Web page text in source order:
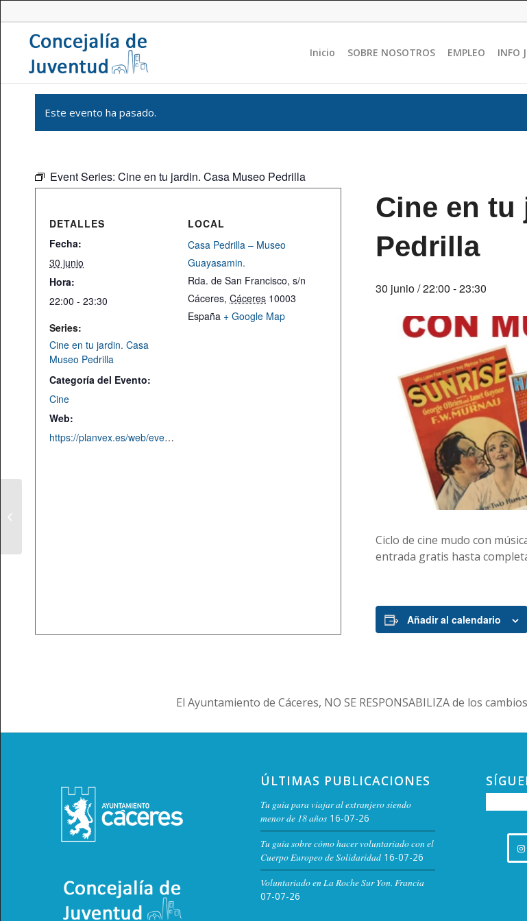
Inicio SOBRE NOSOTROS EMPLEO INFO
Este evento ha pasado.
Event Series: Cine en tu jardin. Casa Museo Pedrilla
Cine en tu
Pedrilla
30 junio / 22:00 -23:30
Ciclo de cine mudo con
entrada gratis hasta
Añadir al calendario
DETALLES
Fecha:
30 junio
Hora:
22:00 - 23:30
Series:
Cine en tu jardin. Casa
Museo Pedrilla
Categoría del Evento:
Cine
Web:
https://planvex.es/web/evento-planve/cine-en-tu-jardin-en-casa-museo-pedrilla/
LOCAL
Casa Pedrilla – Museo
Guayasamin.
Rda. de San Francisco, s/n
Cáceres, Cáceres 10003
España + Google Map
El Ayuntamiento de Cáceres, NO SE RESPONSABILIZA de los
ÚLTIMAS PUBLICACIONES
Tu guía para viajar al extranjero siendo
menor de 18 años 16-07-26
Tu guía sobre cómo hacer voluntariado con el
Cuerpo Europeo de Solidaridad 16-07-26
Voluntariado en La Roche Sur Yon. Francia
07-07-26